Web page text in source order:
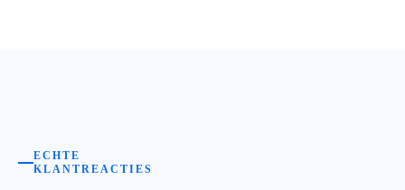
ECHTE
KLANTREACTIES